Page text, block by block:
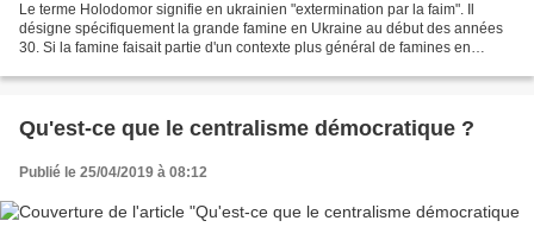
Le terme Holodomor signifie en ukrainien "extermination par la faim". Il
désigne spécifiquement la grande famine en Ukraine au début des années
30. Si la famine faisait partie d'un contexte plus général de famines en
Qu'est-ce que le centralisme démocratique ?
Publié le 25/04/2019 à 08:12